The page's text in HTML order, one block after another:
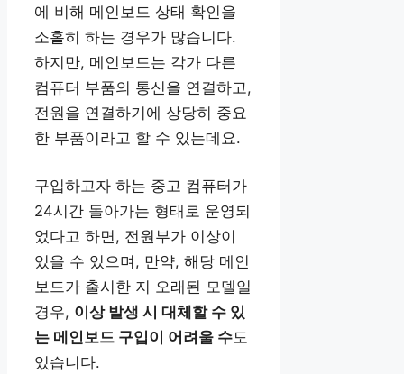
에 비해 메인보드 상태 확인을
소홀히 하는 경우가 많습니다.
하지만, 메인보드는 각가 다른
컴퓨터 부품의 통신을 연결하고,
전원을 연결하기에 상당히 중요
한 부품이라고 할 수 있는데요.
구입하고자 하는 중고 컴퓨터가
24시간 돌아가는 형태로 운영되
었다고 하면, 전원부가 이상이
있을 수 있으며, 만약, 해당 메인
보드가 출시한 지 오래된 모델일
경우, 이상 발생 시 대체할 수 있
는 메인보드 구입이 어려울 수도
있습니다.